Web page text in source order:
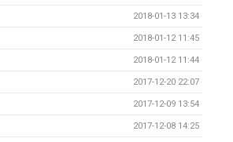
2018-01-13 13:34
2018-01-12 11:45
2018-01-12 11:44
2017-12-20 22:07
2017-12-09 13:54
2017-12-08 14:25